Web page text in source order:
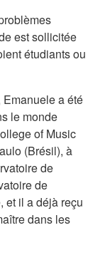
est sollicitée
étudiants ou
a été
le monde
of Music
(Brésil), à
de
de
et il a déjà reçu
dans les